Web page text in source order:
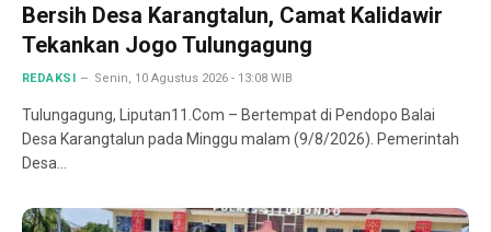
Bersih Desa Karangtalun, Camat Kalidawir
Tekankan Jogo Tulungagung
REDAKSI Senin, 10 Agustus 2026 - 13:08 WIB
Tulungagung, Liputan11.Com – Bertempat di Pendopo Balai
Desa Karangtalun pada Minggu malam (9/8/2026). Pemerintah
Desa…